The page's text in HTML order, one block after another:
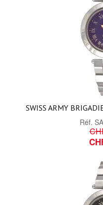
SWISS ARMY
Réf.